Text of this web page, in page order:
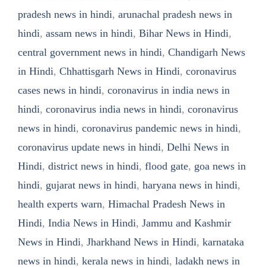
pradesh news in hindi, arunachal pradesh news in
hindi, assam news in hindi, Bihar News in Hindi,
central government news in hindi, Chandigarh News
in Hindi, Chhattisgarh News in Hindi, coronavirus
cases news in hindi, coronavirus in india news in
hindi, coronavirus india news in hindi, coronavirus
news in hindi, coronavirus pandemic news in hindi,
coronavirus update news in hindi, Delhi News in
Hindi, district news in hindi, flood gate, goa news in
hindi, gujarat news in hindi, haryana news in hindi,
health experts warn, Himachal Pradesh News in
Hindi, India News in Hindi, Jammu and Kashmir
News in Hindi, Jharkhand News in Hindi, karnataka
news in hindi, kerala news in hindi, ladakh news in